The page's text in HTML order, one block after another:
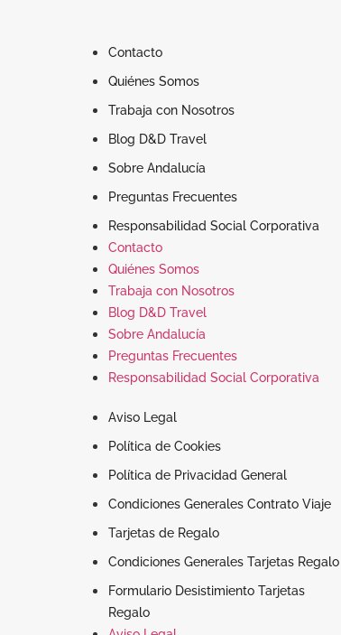
Contacto
Quiénes Somos
Trabaja con Nosotros
Blog D&D Travel
Sobre Andalucía
Preguntas Frecuentes
Responsabilidad Social Corporativa
Contacto
Quiénes Somos
Trabaja con Nosotros
Blog D&D Travel
Sobre Andalucía
Preguntas Frecuentes
Responsabilidad Social Corporativa
Aviso Legal
Política de Cookies
Política de Privacidad General
Condiciones Generales Contrato Viaje
Tarjetas de Regalo
Condiciones Generales Tarjetas Regalo
Formulario Desistimiento Tarjetas
Regalo